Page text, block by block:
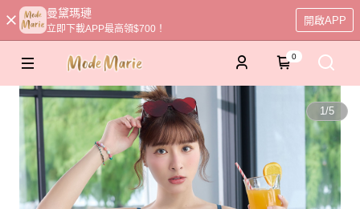
曼黛瑪璉
立即下載APP最高領$700！
開啟APP
0
1/5